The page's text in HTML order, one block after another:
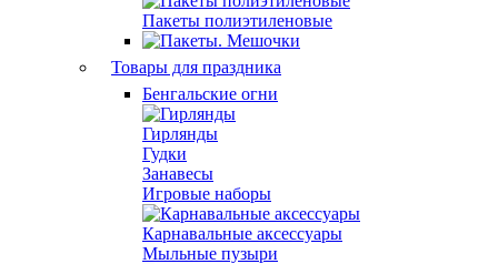
Пакеты полиэтиленовые
Товары для праздника
Бенгальские огни
Гирлянды
Гудки
Занавесы
Игровые наборы
Карнавальные аксессуары
Мыльные пузыри